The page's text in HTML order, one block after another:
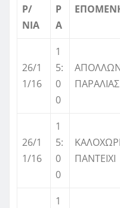
Ρ/
ΝΙΑ
Ρ
Α
26/1
1/16
1
5:
0
0
ΠΑΡΑΛΙΑΣ
26/1
1/16
1
5:
0
0
ΠΑΝΤΕΙΧΙ
1